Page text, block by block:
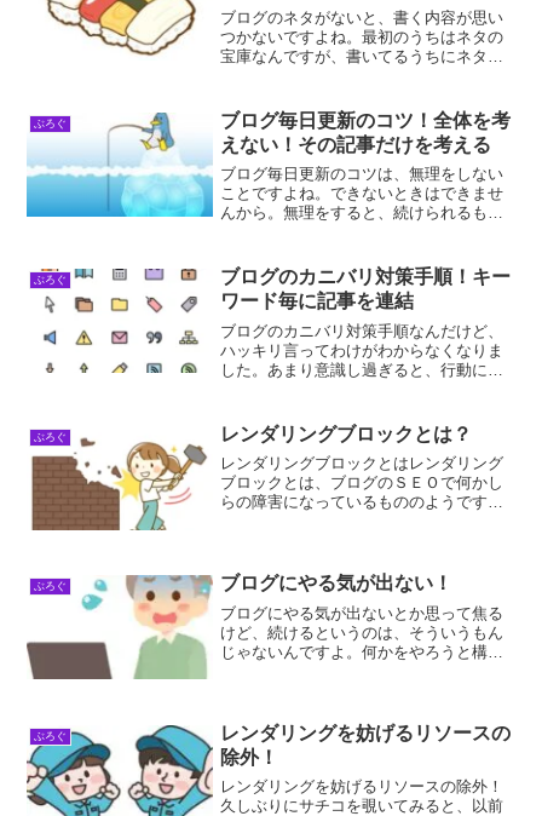
ブログのネタがないと、書く内容が思い
つかないですよね。最初のうちはネタの
宝庫なんですが、書いてるうちにネタっ
まうので、修正規模に圧倒されてしまう
んです。ブログのネタがな...
ぶろぐ
ブログ毎日更新のコツ！全体を考
えない！その記事だけを考える
ブログ毎日更新のコツは、無理をしない
ことですよね。できないときはできませ
んから。無理をすると、続けられるもの
ログ毎日更新のコツ！ブログを毎日更新
する時のコツは、全体のこ...
ぶろぐ
ブログのカニバリ対策手順！キー
ワード毎に記事を連結
ブログのカニバリ対策手順なんだけど、
ハッキリ言ってわけがわからなくなりま
した。あまり意識し過ぎると、行動に支
グのカニバリ対策手順！このブログのカ
ニバリ対策を行うことで、...
ぶろぐ レンダリングブロックとは？
レンダリングブロックとはレンダリング
ブロックとは、ブログのＳＥＯで何かし
らの障害になっているもののようです
クエストがページの最初のレ...
ぶろぐ ブログにやる気が出ない！
ブログにやる気が出ないとか思って焦る
けど、続けるというのは、そういうもん
じゃないんですよ。何かをやろうと構え
いんですよね。ブログにや...
ぶろぐ
レンダリングを妨げるリソースの
除外！
レンダリングを妨げるリソースの除外！
久しぶりにサチコを覗いてみると、以前